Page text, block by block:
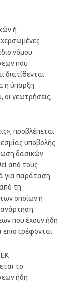
ή
νόμου.
που
διατίθενται
η ύπαρξη
οι γεωτρήσεις,
προβλέπεται
υποβολής
δασικών
από τους
για παράταση
τη
οποίων η
ανάρτηση.
που έχουν ήδη
επιστρέφονται.
το
ήδη